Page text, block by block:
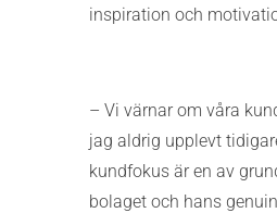
inspiration och
– Vi värnar om våra
jag aldrig upplevt
kundfokus är en av
bolaget och hans